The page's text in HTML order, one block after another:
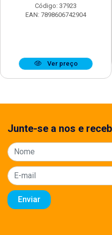
Código: 37923
EAN: 7898606742904
Ver preço
Junte-se a nos e